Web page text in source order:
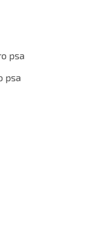
psa
psa